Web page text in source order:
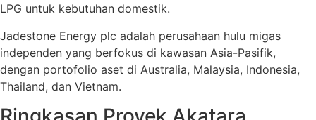
LPG untuk kebutuhan domestik.
Jadestone Energy plc adalah perusahaan hulu migas
independen yang berfokus di kawasan Asia-Pasifik,
dengan portofolio aset di Australia, Malaysia, Indonesia,
Thailand, dan Vietnam.